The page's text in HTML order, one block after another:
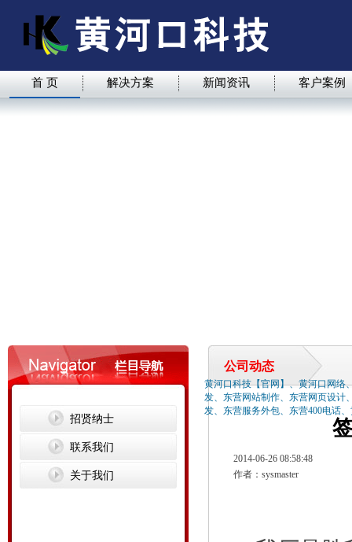
首 页 解决方案 新闻资讯 客户案例
招贤纳士
联系我们
关于我们
公司动态
黄河口科技【官网】、黄河口网络
发、东营网站制作、东营网页设计
发、东营服务外包、东营400电话
2014-06-26 08:58:48
作者：sysmaster